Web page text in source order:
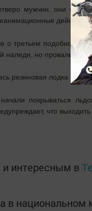
мужчин, они
действия,
третьем подобном
наледи, но провалился
резиновая лодка с
покрываться
что выходить
интересным в
в